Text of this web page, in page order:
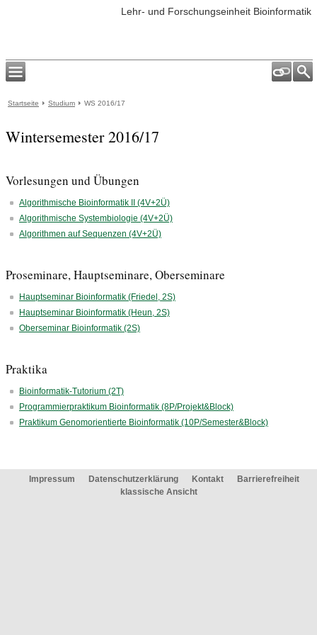
Lehr- und Forschungseinheit Bioinformatik
Startseite Studium WS 2016/17
Wintersemester 2016/17
Vorlesungen und Übungen
Algorithmische Bioinformatik II (4V+2Ü)
Algorithmische Systembiologie (4V+2Ü)
Algorithmen auf Sequenzen (4V+2Ü)
Proseminare, Hauptseminare, Oberseminare
Hauptseminar Bioinformatik (Friedel, 2S)
Hauptseminar Bioinformatik (Heun, 2S)
Oberseminar Bioinformatik (2S)
Praktika
Bioinformatik-Tutorium (2T)
Programmierpraktikum Bioinformatik (8P/Projekt&Block)
Praktikum Genomorientierte Bioinformatik (10P/Semester&Block)
Impressum Datenschutzerklärung Kontakt
Barrierefreiheit
klassische Ansicht